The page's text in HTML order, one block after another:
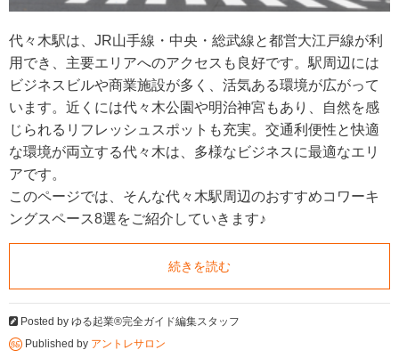
代々木駅は、JR山手線・中央・総武線と都営大江戸線が利
用でき、主要エリアへのアクセスも良好です。駅周辺には
ビジネスビルや商業施設が多く、活気ある環境が広がって
います。近くには代々木公園や明治神宮もあり、自然を感
じられるリフレッシュスポットも充実。交通利便性と快適
な環境が両立する代々木は、多様なビジネスに最適なエリ
アです。
このページでは、そんな代々木駅周辺のおすすめコワーキ
ングスペース8選をご紹介していきます♪
続きを読む
Posted by ゆる起業®完全ガイド編集スタッフ
Published by アントレサロン